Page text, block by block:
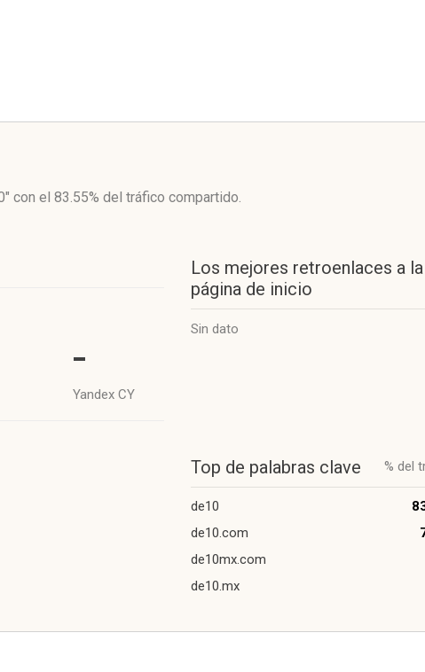
con el 83.55% del tráfico compartido.
-
Yandex CY
Los mejores retroenlaces a la
página de inicio
Sin dato
Top de palabras clave % del
de10
de10.com
de10mx.com
de10.mx